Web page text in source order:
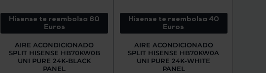
Hisense te reembolsa 60
Euros
AIRE ACONDICIONADO
SPLIT HISENSE HB70KW0B
UNI PURE 24K-BLACK
PANEL
Hisense te reembolsa 40
Euros
AIRE ACONDICIONADO
SPLIT HISENSE HB70KW0A
UNI PURE 24K-WHITE
PANEL